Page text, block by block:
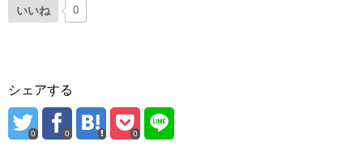
いいね 0
シェアする
0 0 0